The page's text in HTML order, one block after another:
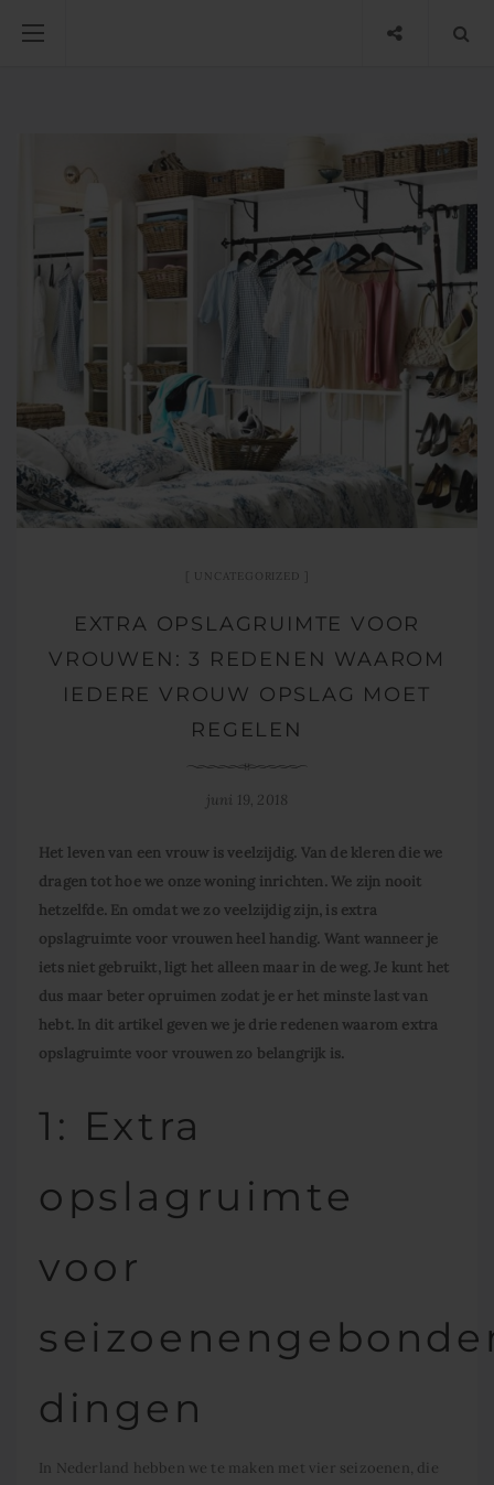
UNCATEGORIZED
EXTRA OPSLAGRUIMTE VOOR
VROUWEN: 3 REDENEN WAAROM
IEDERE VROUW OPSLAG MOET
REGELEN
juni 19, 2018
Het leven van een vrouw is veelzijdig. Van de kleren die we
dragen tot hoe we onze woning inrichten. We zijn nooit
hetzelfde. En omdat we zo veelzijdig zijn, is extra
opslagruimte voor vrouwen heel handig. Want wanneer je
iets niet gebruikt, ligt het alleen maar in de weg. Je kunt het
dus maar beter opruimen zodat je er het minste last van
hebt. In dit artikel geven we je drie redenen waarom extra
opslagruimte voor vrouwen zo belangrijk is.
1: Extra
opslagruimte
voor
dingen
In Nederland hebben we te maken met vier seizoenen, die